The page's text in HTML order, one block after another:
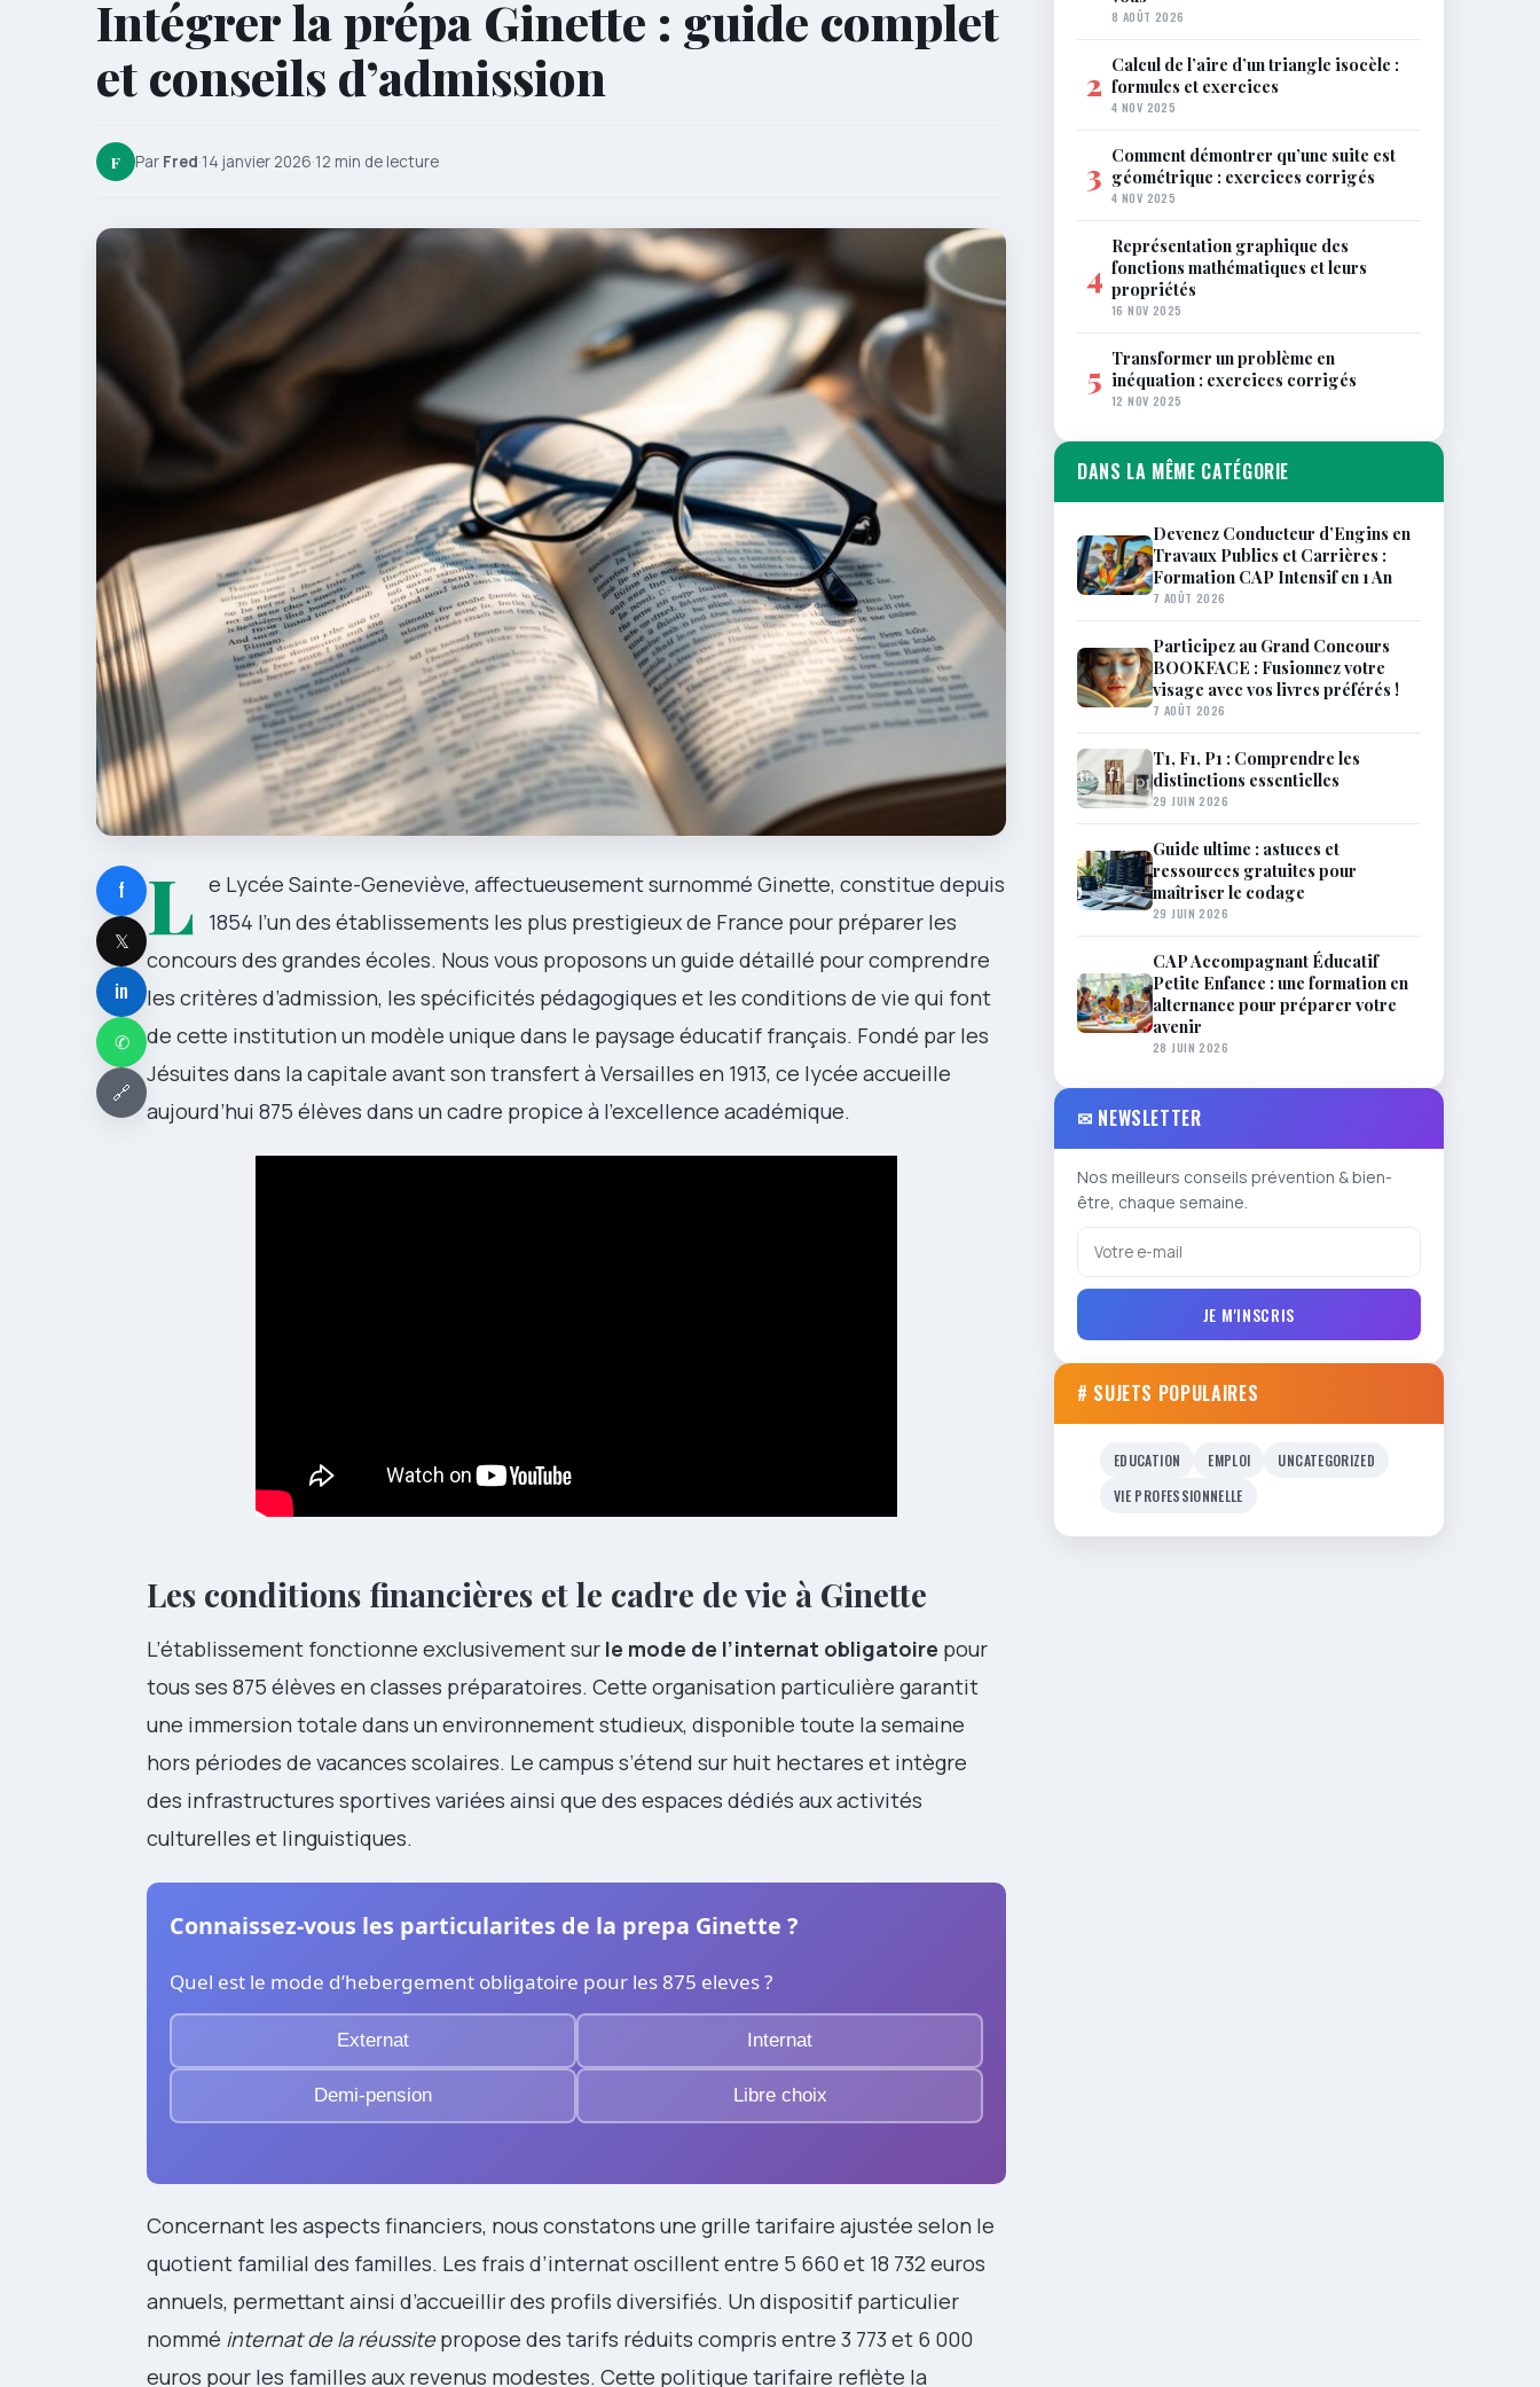
Intégrer la prépa Ginette : guide complet
et conseils d’admission
F Par Fred·14 janvier 2026·12 min de lecture
f
𝕏
in
✆
🔗
L e Lycée Sainte-Geneviève, affectueusement surnommé Ginette, constitue depuis
1854 l’un des établissements les plus prestigieux de France pour préparer les
concours des grandes écoles. Nous vous proposons un guide détaillé pour comprendre
les critères d’admission, les spécificités pédagogiques et les conditions de vie qui font
de cette institution un modèle unique dans le paysage éducatif français. Fondé par les
Jésuites dans la capitale avant son transfert à Versailles en 1913, ce lycée accueille
aujourd’hui 875 élèves dans un cadre propice à l’excellence académique.
Les conditions financières et le cadre de vie à Ginette
L’établissement fonctionne exclusivement sur le mode de l’internat obligatoire pour
tous ses 875 élèves en classes préparatoires. Cette organisation particulière garantit
une immersion totale dans un environnement studieux, disponible toute la semaine
hors périodes de vacances scolaires. Le campus s’étend sur huit hectares et intègre
des infrastructures sportives variées ainsi que des espaces dédiés aux activités
culturelles et linguistiques.
Connaissez-vous les particularites de la prepa Ginette ?
Quel est le mode d’hebergement obligatoire pour les 875 eleves ?
Externat Internat
Demi-pension Libre choix
Concernant les aspects financiers, nous constatons une grille tarifaire ajustée selon le
quotient familial des familles. Les frais d’internat oscillent entre 5 660 et 18 732 euros
annuels, permettant ainsi d’accueillir des profils diversifiés. Un dispositif particulier
nommé internat de la réussitepropose des tarifs réduits compris entre 3 773 et 6 000
euros pour les familles aux revenus modestes. Cette politique tarifaire reflète la
8 AOÛT 2026
2 Calcul de l’aire d’un triangle isocèle :
formules et exercices
4 NOV 2025
3 Comment démontrer qu’une suite est
géométrique : exercices corrigés
4 NOV 2025
4
Représentation graphique des
fonctions mathématiques et leurs
propriétés
16 NOV 2025
5 Transformer un problème en
inéquation : exercices corrigés
12 NOV 2025
DANS LA MÊME CATÉGORIE
Devenez Conducteur d’Engins en
Travaux Publics et Carrières :
Formation CAP Intensif en 1 An
7 AOÛT 2026
Participez au Grand Concours
BOOKFACE : Fusionnez votre
visage avec vos livres préférés !
7 AOÛT 2026
T1, F1, P1 : Comprendre les
distinctions essentielles
29 JUIN 2026
Guide ultime : astuces et
ressources gratuites pour
maîtriser le codage
29 JUIN 2026
CAP Accompagnant Éducatif
Petite Enfance : une formation en
alternance pour préparer votre
avenir
28 JUIN 2026
✉ NEWSLETTER
Nos meilleurs conseils prévention & bien-
être, chaque semaine.
JE M'INSCRIS
# SUJETS POPULAIRES
EDUCATION EMPLOI
UNCATEGORIZED
VIE PROFESSIONNELLE